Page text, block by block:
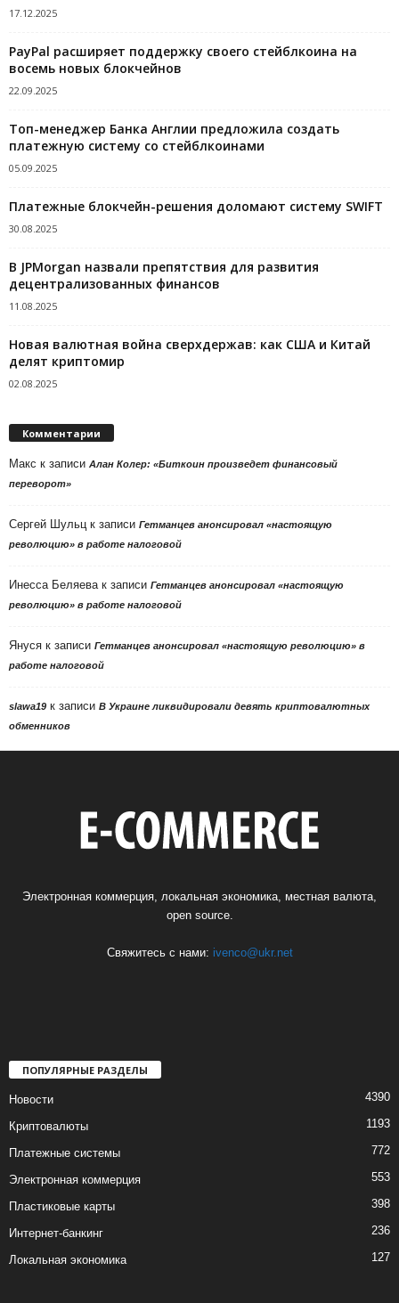
17.12.2025
PayPal расширяет поддержку своего стейблкоина на
восемь новых блокчейнов
22.09.2025
Топ-менеджер Банка Англии предложила создать
платежную систему со стейблкоинами
05.09.2025
Платежные блокчейн-решения доломают систему SWIFT
30.08.2025
В JPMorgan назвали препятствия для развития
децентрализованных финансов
11.08.2025
Новая валютная война сверхдержав: как США и Китай
делят криптомир
02.08.2025
Комментарии
Макс к записи Алан Колер: «Биткоин произведет финансовый
переворот»
Сергей Шульц к записи Гетманцев анонсировал «настоящую
революцию» в работе налоговой
Инесса Беляева к записи Гетманцев анонсировал «настоящую
революцию» в работе налоговой
Януся к записи Гетманцев анонсировал «настоящую революцию» в
работе налоговой
slawa19 к записи В Украине ликвидировали девять криптовалютных
обменников
Электронная коммерция, локальная экономика, местная валюта,
open source.
Свяжитесь с нами: ivenco@ukr.net
ПОПУЛЯРНЫЕ РАЗДЕЛЫ
Новости 4390
Криптовалюты 1193
Платежные системы 772
Электронная коммерция 553
Пластиковые карты 398
Интернет-банкинг 236
Локальная экономика 127